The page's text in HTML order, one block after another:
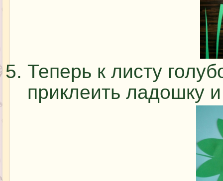
Теперь к листу
приклеить ладошку и